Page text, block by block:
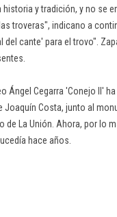
y tradición, y no se
troveras", indicano a
del cante' para el trovo".
Ángel Cegarra 'Conejo II'
Costa, junto al
de La Unión. Ahora, por lo
hace años.